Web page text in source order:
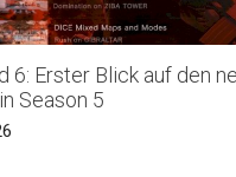
6: Erster Blick auf den
Season 5